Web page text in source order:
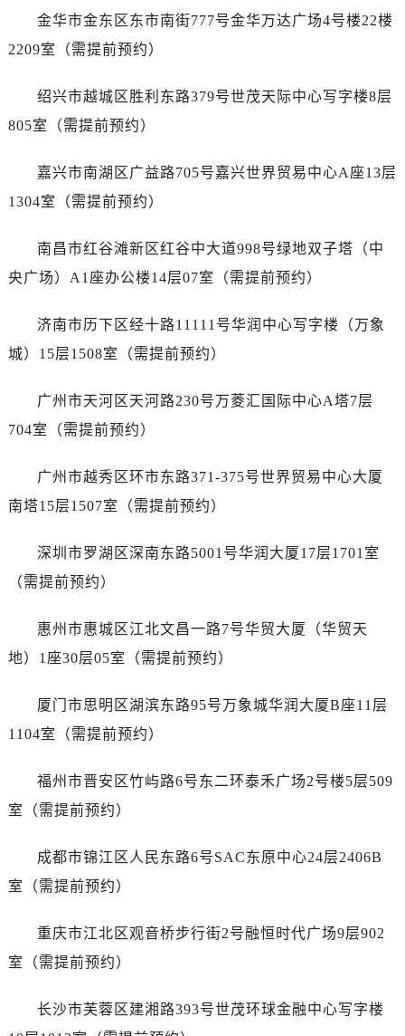
金华市金东区东市南街777号金华万达广场4号楼22楼
2209室（需提前预约）
绍兴市越城区胜利东路379号世茂天际中心写字楼8层
805室（需提前预约）
嘉兴市南湖区广益路705号嘉兴世界贸易中心A座13层
1304室（需提前预约）
南昌市红谷滩新区红谷中大道998号绿地双子塔（中
央广场）A1座办公楼14层07室（需提前预约）
济南市历下区经十路11111号华润中心写字楼（万象
城）15层1508室（需提前预约）
广州市天河区天河路230号万菱汇国际中心A塔7层
704室（需提前预约）
广州市越秀区环市东路371-375号世界贸易中心大厦
南塔15层1507室（需提前预约）
深圳市罗湖区深南东路5001号华润大厦17层1701室
（需提前预约）
惠州市惠城区江北文昌一路7号华贸大厦（华贸天
地）1座30层05室（需提前预约）
厦门市思明区湖滨东路95号万象城华润大厦B座11层
1104室（需提前预约）
福州市晋安区竹屿路6号东二环泰禾广场2号楼5层509
室（需提前预约）
成都市锦江区人民东路6号SAC东原中心24层2406B
室（需提前预约）
重庆市江北区观音桥步行街2号融恒时代广场9层902
室（需提前预约）
长沙市芙蓉区建湘路393号世茂环球金融中心写字楼